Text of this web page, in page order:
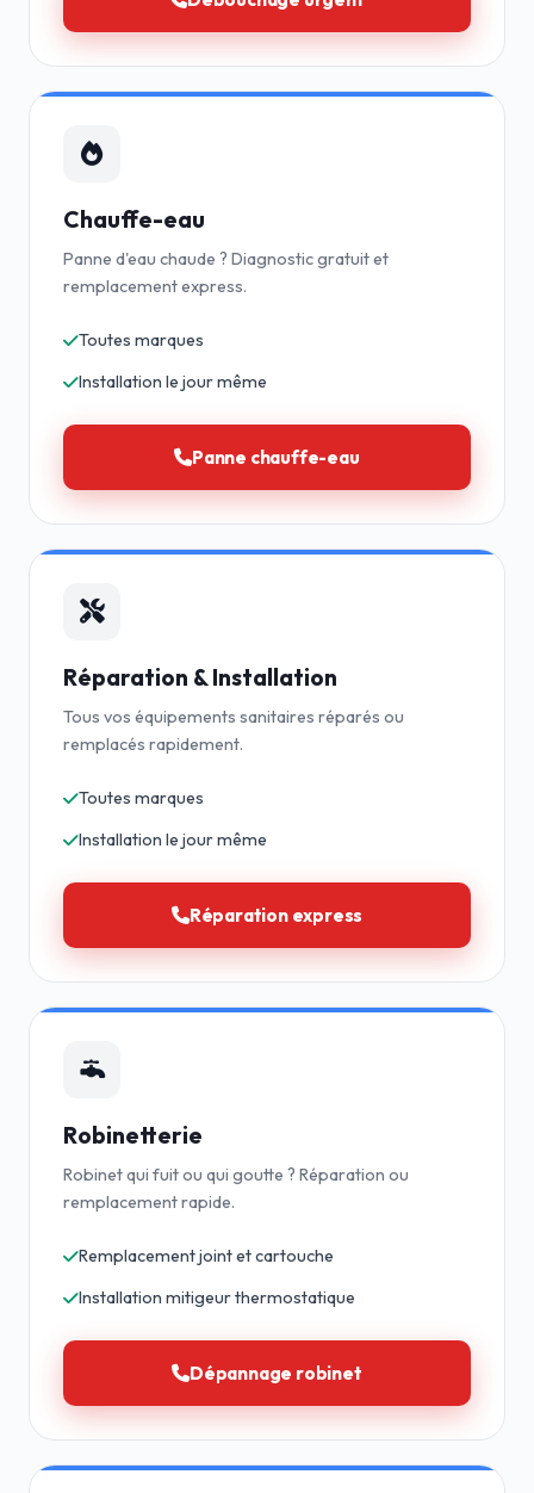
Chauffe-eau
Panne d'eau chaude ? Diagnostic gratuit et
remplacement express.
Toutes marques
Installation le jour même
Panne chauffe-eau
Réparation & Installation
Tous vos équipements sanitaires réparés ou
remplacés rapidement.
Toutes marques
Installation le jour même
Réparation express
Robinetterie
Robinet qui fuit ou qui goutte ? Réparation ou
remplacement rapide.
Remplacement joint et cartouche
Installation mitigeur thermostatique
Dépannage robinet